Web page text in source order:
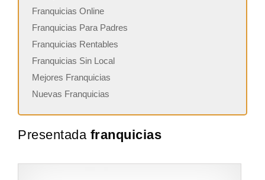
Franquicias Online
Franquicias Para Padres
Franquicias Rentables
Franquicias Sin Local
Mejores Franquicias
Nuevas Franquicias
Presentada franquicias